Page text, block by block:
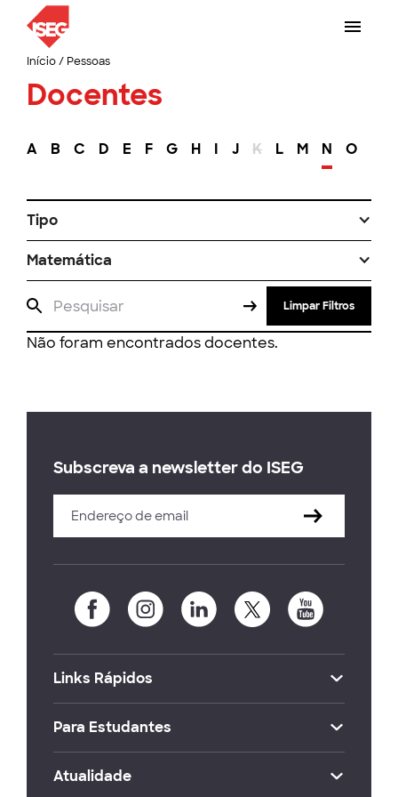
Início/ Pessoas
Docentes
A B C D E F G H I J K L M N O
Tipo
Matemática
Limpar Filtros
Não foram encontrados docentes.
Subscreva a newsletter do ISEG
Links Rápidos
Para Estudantes
Atualidade